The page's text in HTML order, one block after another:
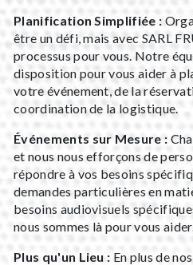
Planification Simplifiée :
être un défi, mais avec SARL
processus pour vous. Notre
disposition pour vous aider à
votre événement, de la
coordination de la logistique.
Événements sur Mesure :
et nous nous efforçons de
répondre à vos besoins
demandes particulières en
besoins audiovisuels
nous sommes là pour vous
Plus qu'un Lieu : En plus de